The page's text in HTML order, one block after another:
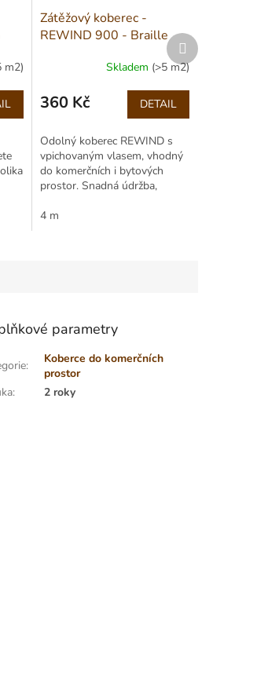
m2)
Zátěžový koberec -
REWIND 900 - Braille
Popcorn 7055 / šíře 4 m
Skladem (>5 m2)
360 Kč DETAIL
Odolný koberec REWIND s
vpichovaným vlasem, vhodný
do komerčních i bytových
prostor. Snadná údržba,
vhodný pro kolečkové židle i
4 m
Další
produkt
parametry
:
Koberce do komerčních
prostor
: 2 roky